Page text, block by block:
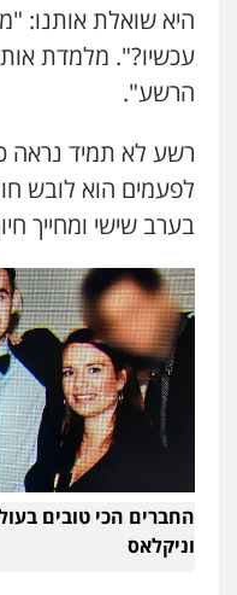
היא שואלת אותנו:
עכשיו?". מלמדת
הרשע".
רשע לא תמיד נראה
לפעמים הוא לובש
בערב שישי ומחייך
החברים הכי טובים
וניקלאס